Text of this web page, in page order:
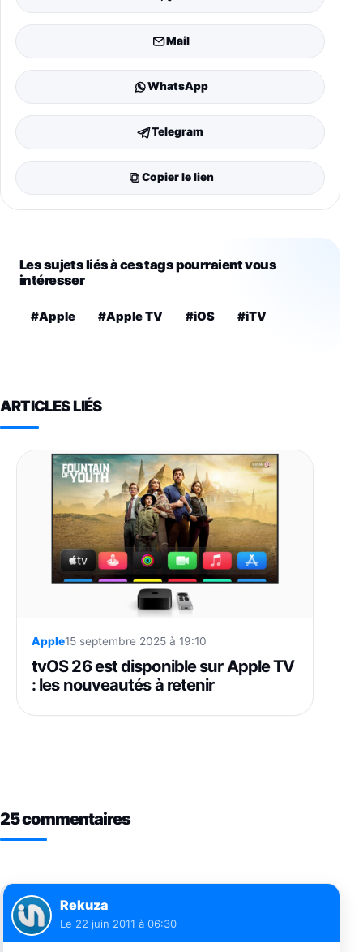
Mail
WhatsApp
Telegram
Copier le lien
Les sujets liés à ces tags pourraient vous
intéresser
#Apple #Apple TV #iOS #iTV
ARTICLES LIÉS
Apple15 septembre 2025 à 19:10
tvOS 26 est disponible sur Apple TV
: les nouveautés à retenir
25 commentaires
Rekuza
Le 22 juin 2011 à 06:30